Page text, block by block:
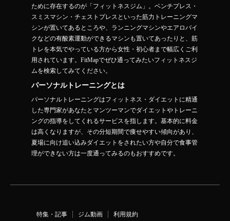
ために存在するのが「フィットネスジム」。ベンチプレス・
スミスマシン・チェストプレスといった筋力トレーニングマ
シンが置いてあるところや、ランニングマシンやエアロバイ
クなどの有酸素運動ができるマシンも置いてあったりと、筋
トレを本気でやっている方から女性・初心者まで幅広くご利
用されています。FitMapでぜひ通ってみたいフィットネスジ
ムを検索してみてください。
パーソナルトレーニングとは
パーソナルトレーニングはフィットネス・ダイエットに精通
した専門家があなたとマンツーマンでダイエットやトレーニ
ングの指導をしてくれるサービスを指します。基本的に料金
は高くなりますが、その分短期間で痩せやすい傾向があり、
夏場に向け追い込みダイエットをされたい方や自分で食事管
理ができない方は一度通ってみるのもおすすめです。
特集・記事 ジム動画 利用規約